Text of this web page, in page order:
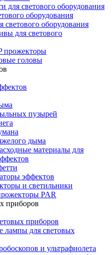
для светового оборудования
оборудования
светового оборудования
для светового
прожекторы
головы
пузырей
дыма
материалы для
эффектов
и светильники
PAR
приборов
приборов
лампы для световых
и ультрафиолета